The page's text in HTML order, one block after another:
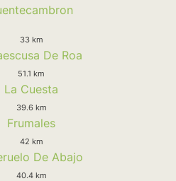
33 km
De Roa
51.1 km
La Cuesta
39.6 km
Frumales
42 km
De Abajo
40.4 km